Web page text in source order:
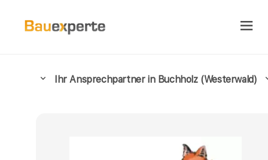
Ihr Ansprechpartner in Buchholz (Westerwald)